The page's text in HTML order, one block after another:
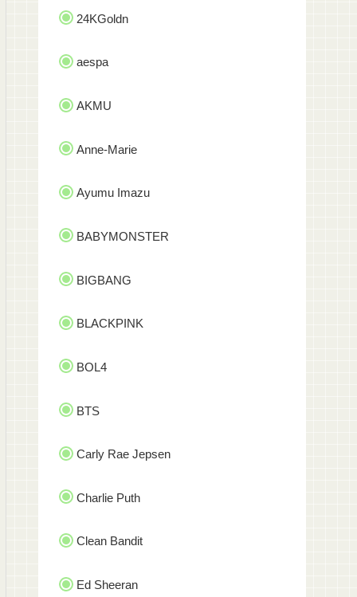
24KGoldn
aespa
AKMU
Anne-Marie
Ayumu Imazu
BABYMONSTER
BIGBANG
BLACKPINK
BOL4
BTS
Carly Rae Jepsen
Charlie Puth
Clean Bandit
Ed Sheeran